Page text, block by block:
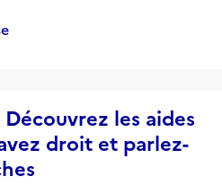
les aides
droit et parlez-